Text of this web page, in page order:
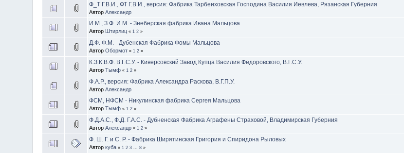
Ф_Т Г.В.И., ФТ Г.В.И., версия: Фабрика Тарбеиховская Господина Василия Иевлева, Рязанская Губерния
АвторАлександр
И.М., З.Ф. И.М. - Знеберская фабрика Ивана Мальцова
Автор Штирлиц « 1 2 »
Д.Ф. Ф.М. - Дубенская Фабрика Фомы Мальцова
АвторОбормот « 1 2 »
К.З.К.В.Ф. В.Г.С.У. - Киверсовский Завод Купца Василия Федоровского, В.Г.С.У.
АвторТымф « 1 2 »
Ф.А.Р., версия: Фабрика Александра Раскова, В.Г.П.У.
АвторАлександр
ФСМ, НФСМ - Никулинская фабрика Сергея Мальцова
АвторТымф « 1 2 »
Ф.Д.А.С., Ф.Д. Г.А.С. - Дубненская Фабрика Аграфены Страховой, Владимирская Губерния
АвторАлександр « 1 2 »
Ф. Ш. Г. и С. Р. - Фабрика Ширятинская Григория и Спиридона Рыловых
Авторкуба « 1 2 3 ...8 »